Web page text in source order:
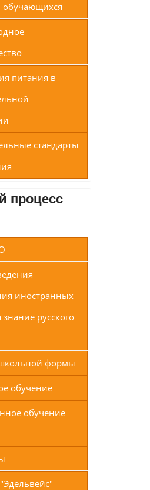
обучающихся
питания в
стандарты
процесс
иностранных
русского
формы
обучение
обучение